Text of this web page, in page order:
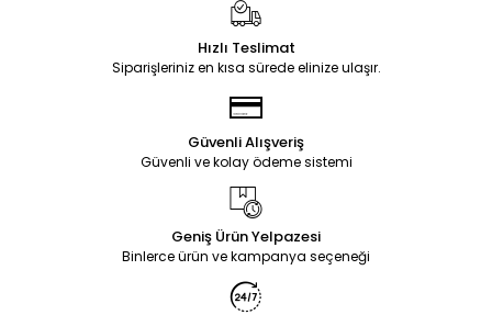
Hızlı Teslimat
Siparişleriniz en kısa sürede elinize ulaşır.
Güvenli Alışveriş
Güvenli ve kolay ödeme sistemi
Geniş Ürün Yelpazesi
Binlerce ürün ve kampanya seçeneği